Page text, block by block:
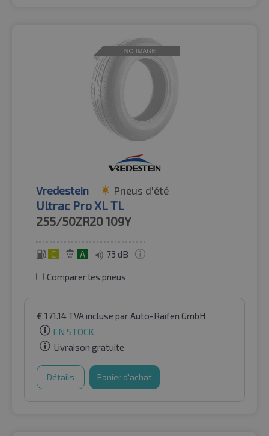
Vredestein Pneus d'été
Ultrac Pro XL TL
255/50ZR20109Y
C A 73 dB
Comparer les pneus
€ 171.14TVA incluse par Auto-Raifen GmbH
EN STOCK
Livraison gratuite
Détails Panier d'achat